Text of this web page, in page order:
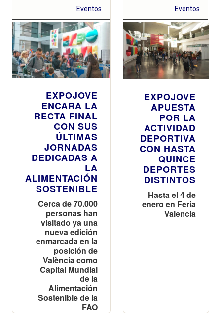
Eventos
EXPOJOVE
ENCARA LA
RECTA FINAL
CON SUS
ÚLTIMAS
JORNADAS
DEDICADAS A
LA
ALIMENTACIÓN
SOSTENIBLE
Cerca de 70.000
personas han
visitado ya una
nueva edición
enmarcada en la
posición de
València como
Capital Mundial
de la
Alimentación
Sostenible de la
FAO
Eventos
EXPOJOVE
APUESTA
POR LA
ACTIVIDAD
DEPORTIVA
CON HASTA
QUINCE
DEPORTES
DISTINTOS
Hasta el 4 de
enero en Feria
Valencia